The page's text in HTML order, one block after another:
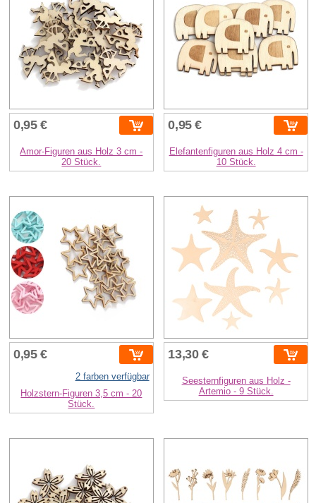
0,95 €
Amor-Figuren aus Holz 3 cm -
20 Stück.
0,95 €
Elefantenfiguren aus Holz 4 cm -
10 Stück.
0,95 €
2 farben verfügbar
Holzstern-Figuren 3,5 cm - 20
Stück.
13,30 €
Seesternfiguren aus Holz -
Artemio - 9 Stück.